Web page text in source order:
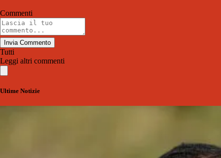
Commenti
Invia Commento
Tutti
Leggi altri commenti
Ultime Notizie